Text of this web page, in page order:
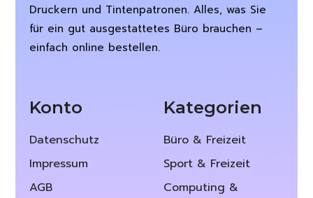
Druckern und Tintenpatronen. Alles, was Sie
für ein gut ausgestattetes Büro brauchen –
einfach online bestellen.
Konto
Datenschutz
Impressum
AGB
Kategorien
Büro & Freizeit
Sport & Freizeit
Computing &